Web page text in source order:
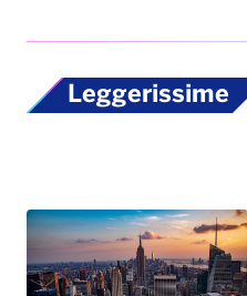
Leggerissime